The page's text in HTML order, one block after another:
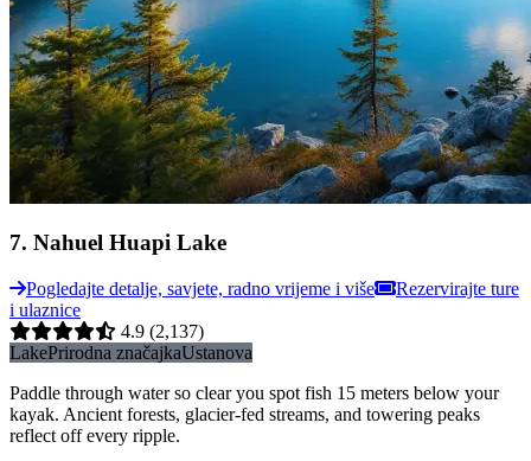
7. Nahuel Huapi Lake
Pogledajte detalje, savjete, radno vrijeme i više
Rezervirajte ture
i ulaznice
4.9 (2,137)
LakePrirodna značajkaUstanova
Paddle through water so clear you spot fish 15 meters below your
kayak. Ancient forests, glacier-fed streams, and towering peaks
reflect off every ripple.